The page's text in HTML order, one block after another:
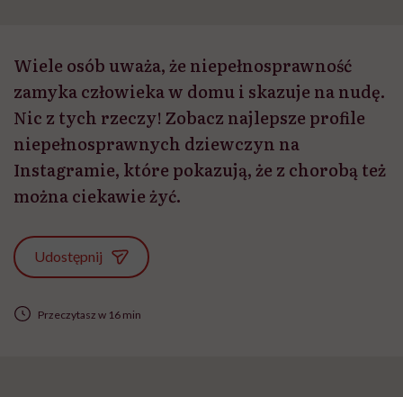
Wiele osób uważa, że niepełnosprawność
zamyka człowieka w domu i skazuje na nudę.
Nic z tych rzeczy! Zobacz najlepsze profile
niepełnosprawnych dziewczyn na
Instagramie, które pokazują, że z chorobą też
można ciekawie żyć.
Udostępnij
Przeczytasz w 16 min